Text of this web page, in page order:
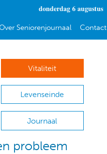
donderdag 6 augustus
Seniorenjournaal Contact
Vitaliteit
Levenseinde
Journaal
probleem